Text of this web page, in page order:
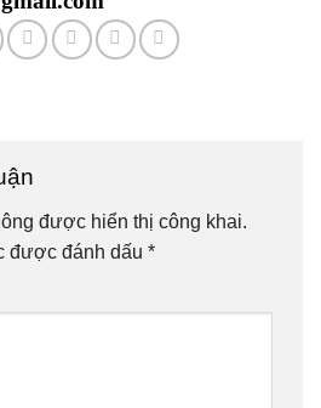
được hiển thị công khai.
được đánh dấu *